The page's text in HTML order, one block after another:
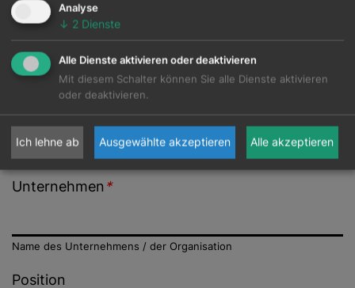
Unternehmen *
Name des Unternehmens / der Organisation
Position
Analyse
↓ 2 Dienste
Alle Dienste aktivieren oder deaktivieren
Mit diesem Schalter können Sie alle Dienste aktivieren
oder deaktivieren.
Ich lehne ab Ausgewählte akzeptieren Alle akzeptieren